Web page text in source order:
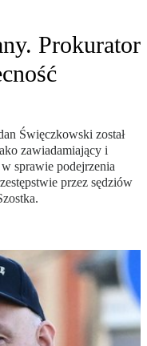
Prokurator
Święczkowski został
zawiadamiający i
sprawie podejrzenia
przez sędziów